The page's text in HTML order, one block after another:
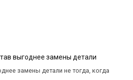
выгоднее замены детали
замены детали не тогда, когда